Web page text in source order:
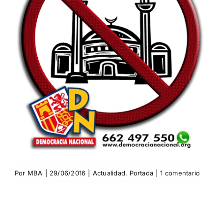
Por MBA 29/06/2016 Actualidad, Portada 1 comentario